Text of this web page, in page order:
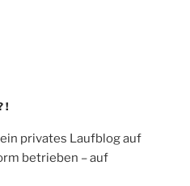
privates Laufblog auf
betrieben – auf